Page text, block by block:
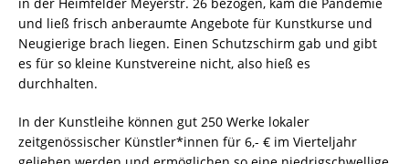
und ließ frisch anberaumte Angebote für Kunstkurse und
Neugierige brach liegen. Einen Schutzschirm gab und gibt
es für so kleine Kunstvereine nicht, also hieß es
durchhalten.
In der Kunstleihe können gut 250 Werke lokaler
zeitgenössischer Künstler*innen für 6,- € im Vierteljahr